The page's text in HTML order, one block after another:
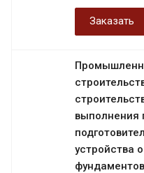
Заказать
выполнения
устройства